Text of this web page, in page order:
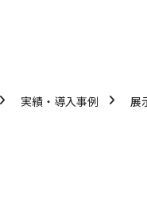
実績・導入事例 展